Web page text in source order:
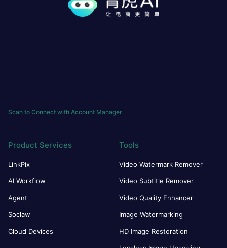
Scan to Connect with Account Manager
Product Services
LinkPix
AI Workflow
Agent
Soclaw
Cloud Devices
Tools
Video Watermark Remover
Video Subtitle Remover
Video Quality Enhancer
Image Watermarking
HD Image Restoration